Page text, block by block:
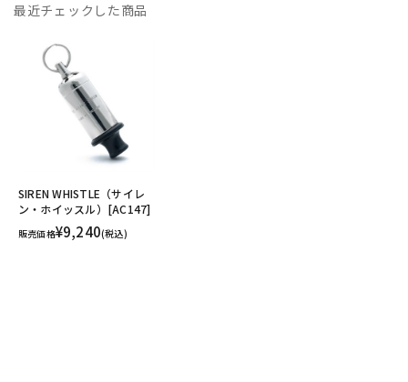
最近チェックした商品
SIREN WHISTLE（サイレ
ン・ホイッスル）[AC147]
販売価格¥9,240(税込)